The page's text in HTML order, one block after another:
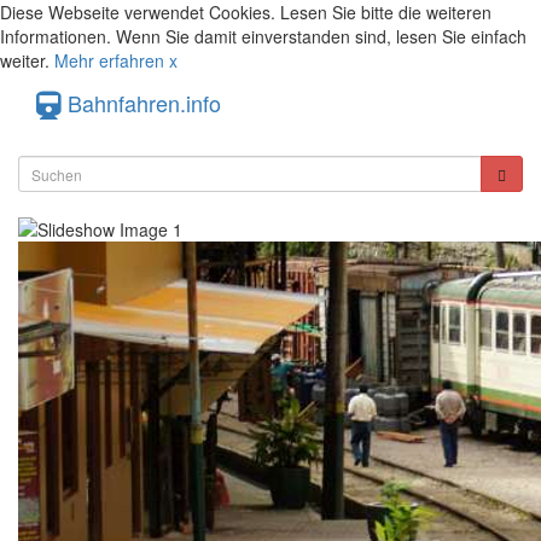
Diese Webseite verwendet Cookies. Lesen Sie bitte die weiteren
Informationen. Wenn Sie damit einverstanden sind, lesen Sie einfach
weiter. Mehr erfahren x
Bahnfahren.info